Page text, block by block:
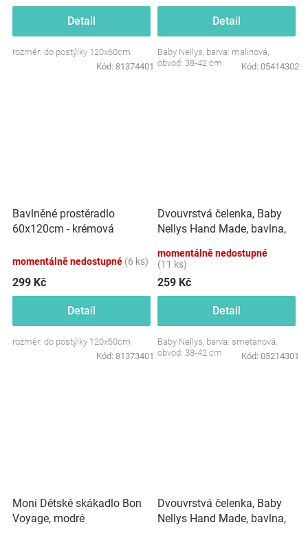
Detail
rozměr: do postýlky 120x60cm
Kód: 81374401
Detail
Baby Nellys, barva: malinová,
obvod: 38-42 cm
Kód: 05414302
Bavlněné prostěradlo
60x120cm - krémová
momentálně nedostupné (6 ks)
299 Kč
Detail
rozměr: do postýlky 120x60cm
Kód: 81373401
Dvouvrstvá čelenka, Baby
Nellys Hand Made, bavlna,
80/98
momentálně nedostupné
(11 ks)
259 Kč
Detail
Baby Nellys, barva: smetanová,
obvod: 38-42 cm
Kód: 05214301
Moni Dětské skákadlo Bon
Voyage, modré
Dvouvrstvá čelenka, Baby
Nellys Hand Made, bavlna,